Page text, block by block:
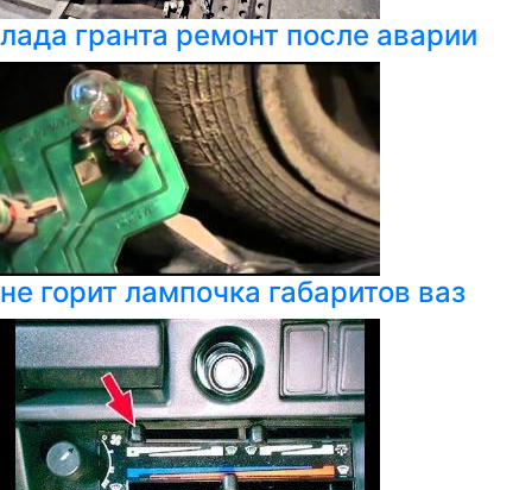
лада гранта ремонт после аварии
не горит лампочка габаритов ваз